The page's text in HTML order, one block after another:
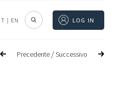
IT | EN LOG IN
Precedente /Successivo